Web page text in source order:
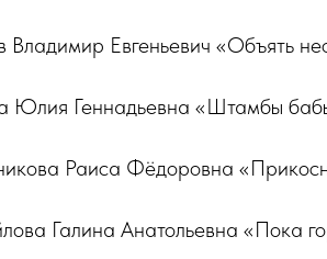
Владимир Евгеньевич «Объять
Юлия Геннадьевна «Штамбы
Раиса Фёдоровна
Галина Анатольевна «Пока